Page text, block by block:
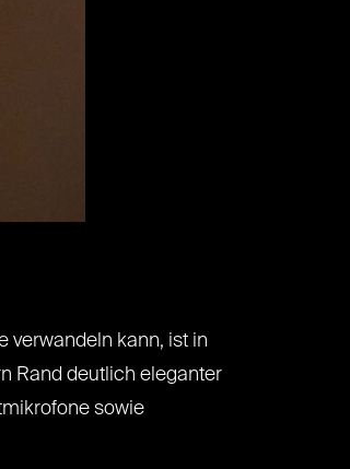
verwandeln kann, ist in
Rand deutlich eleganter
sowie